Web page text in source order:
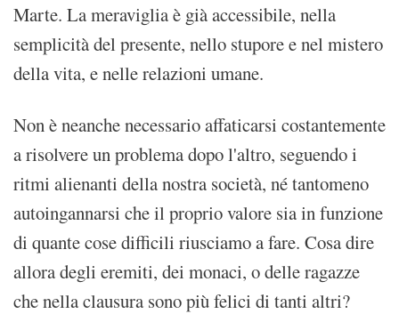
Marte. La meraviglia è già accessibile, nella
semplicità del presente, nello stupore e nel mistero
della vita, e nelle relazioni umane.
Non è neanche necessario affaticarsi costantemente
a risolvere un problema dopo l'altro, seguendo i
ritmi alienanti della nostra società, né tantomeno
autoingannarsi che il proprio valore sia in funzione
di quante cose difficili riusciamo a fare. Cosa dire
allora degli eremiti, dei monaci, o delle ragazze
che nella clausura sono più felici di tanti altri?